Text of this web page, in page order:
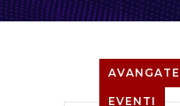
AVANGATE
EVENTI